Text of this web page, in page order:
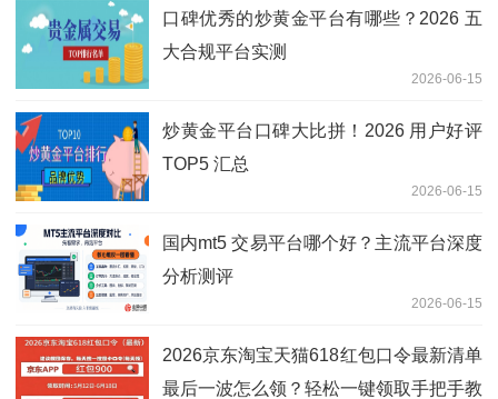
口碑优秀的炒黄金平台有哪些？2026 五
大合规平台实测
2026-06-15
炒黄金平台口碑大比拼！2026 用户好评
TOP5 汇总
2026-06-15
国内mt5 交易平台哪个好？主流平台深度
分析测评
2026-06-15
2026京东淘宝天猫618红包口令最新清单
最后一波怎么领？轻松一键领取手把手教